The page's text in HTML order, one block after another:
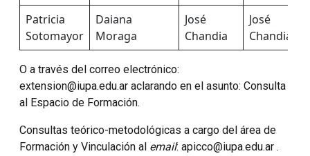
Patricia
Sotomayor
Daiana
Moraga
José
Chandia
José
Chandia
O a través del correo electrónico:
extension@iupa.edu.ar aclarando en el asunto: Consulta
al Espacio de Formación.
Consultas teórico-metodológicas a cargo del área de
Formación y Vinculación al email: apicco@iupa.edu.ar .